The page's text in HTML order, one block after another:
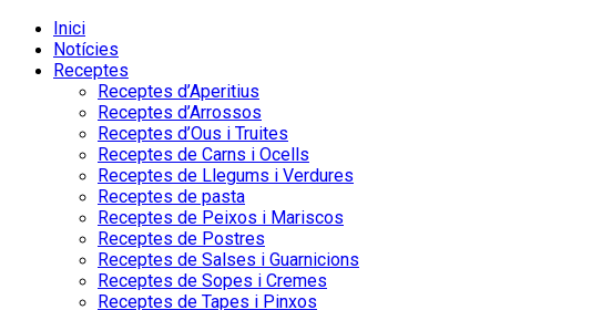
Inici
Notícies
Receptes
Receptes d’Aperitius
Receptes d’Arrossos
Receptes d’Ous i Truites
Receptes de Carns i Ocells
Receptes de Llegums i Verdures
Receptes de pasta
Receptes de Peixos i Mariscos
Receptes de Postres
Receptes de Salses i Guarnicions
Receptes de Sopes i Cremes
Receptes de Tapes i Pinxos